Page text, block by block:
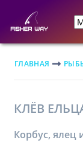
ГЛАВНАЯ
КЛЁВ
Корбус, ялец